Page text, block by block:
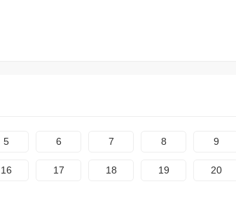
5 6 7 8 9
16 17 18 19 20